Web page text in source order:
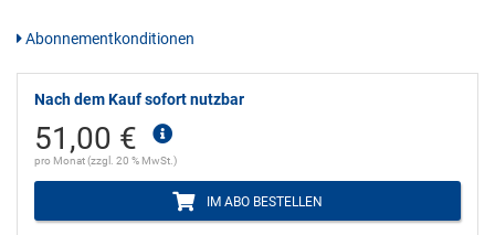
Abonnementkonditionen
Nach dem Kauf sofort nutzbar
51,00 €
pro Monat (zzgl. 20 % MwSt.)
IM ABO BESTELLEN